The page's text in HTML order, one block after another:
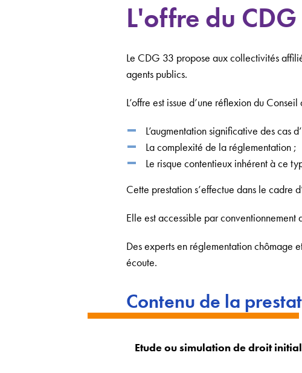
L'offre du
Le CDG 33 propose aux collectivités
agents publics.
L’offre est issue d’une réflexion du
L’augmentation significative des cas
La complexité de la réglementation ;
Le risque contentieux inhérent à ce
Cette prestation s’effectue dans le
Elle est accessible par
Des experts en réglementation chômage
écoute.
Contenu de la
Etude ou simulation de droit initial